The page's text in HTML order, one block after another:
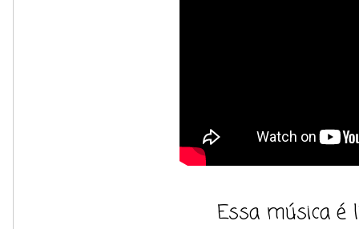
Essa música é